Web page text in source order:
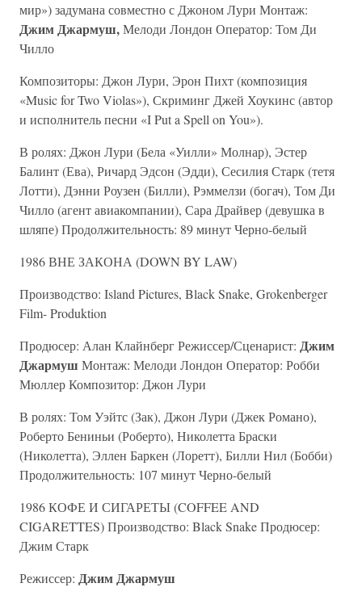
мир») задумана совместно с Джоном Лури Монтаж:
Джим Джармуш,Мелоди Лондон Оператор: Том Ди
Чилло
Композиторы: Джон Лури, Эрон Пихт (композиция
«Music for Two Violas»), Скриминг Джей Хоукинс (автор
и исполнитель песни «I Put a Spell on You»).
В ролях: Джон Лури (Бела «Уилли» Молнар), Эстер
Балинт (Ева), Ричард Эдсон (Эдди), Сесилия Старк (тетя
Лотти), Дэнни Роузен (Билли), Рэммелзи (богач), Том Ди
Чилло (агент авиакомпании), Сара Драйвер (девушка в
шляпе) Продолжительность: 89 минут Черно-белый
1986 ВНЕ ЗАКОНА (DOWN BY LAW)
Производство: Island Pictures, Black Snake, Grokenberger
Film- Produktion
Продюсер: Алан Клайнберг Режиссер/Сценарист: Джим
Джармуш Монтаж: Мелоди Лондон Оператор: Робби
Мюллер Композитор: Джон Лури
В ролях: Том Уэйтс (Зак), Джон Лури (Джек Романо),
Роберто Бениньи (Роберто), Николетта Браски
(Николетта), Эллен Баркен (Лоретт), Билли Нил (Бобби)
Продолжительность: 107 минут Черно-белый
1986 КОФЕ И СИГАРЕТЫ (COFFEE AND
CIGARETTES) Производство: Black Snake Продюсер:
Джим Старк
Режиссер: Джим Джармуш